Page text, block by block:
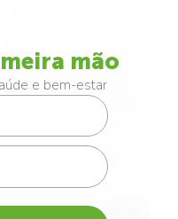
mão
e bem-estar